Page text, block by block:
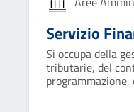
Servizio
Si occupa della
tributarie, del